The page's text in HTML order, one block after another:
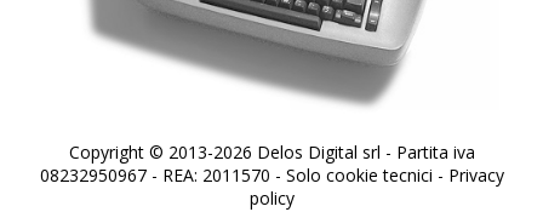
Copyright © 2013-2026 Delos Digital srl - Partita iva
08232950967 - REA: 2011570 - Solo cookie tecnici - Privacy
policy